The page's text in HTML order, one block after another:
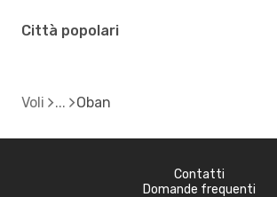
Città popolari
Voli Oban
Contatti
Domande frequenti